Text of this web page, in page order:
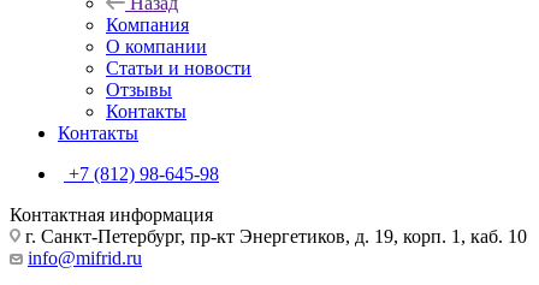
Компания
О компании
Статьи и новости
Отзывы
Контакты
Контакты
+7 (812) 98-645-98
Контактная информация
г. Санкт-Петербург, пр-кт Энергетиков, д. 19, корп. 1, каб. 10
info@mifrid.ru